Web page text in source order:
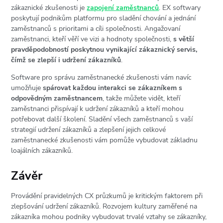
zákaznické zkušenosti jezapojení zaměstnanců. EX softwary
poskytují podnikům platformu pro sladění chování a jednání
zaměstnanců s prioritami a cíli společnosti. Angažovaní
zaměstnanci, kteří věří ve vizi a hodnoty společnosti,s větší
pravděpodobností poskytnou vynikající zákaznický servis,
čímž se zlepší i udržení zákazníků.
Software pro správu zaměstnanecké zkušenosti vám navíc
umožňujespárovat každou interakci se zákazníkem s
odpovědným zaměstnancem, takže můžete vidět, kteří
zaměstnanci přispívají k udržení zákazníků a kteří mohou
potřebovat další školení. Sladění všech zaměstnanců s vaší
strategií udržení zákazníků a zlepšení jejich celkové
zaměstnanecké zkušenosti vám pomůže vybudovat základnu
loajálních zákazníků.
Závěr
Provádění pravidelných CX průzkumů je kritickým faktorem při
zlepšování udržení zákazníků. Rozvojem kultury zaměřené na
zákazníka mohou podniky vybudovat trvalé vztahy se zákazníky,